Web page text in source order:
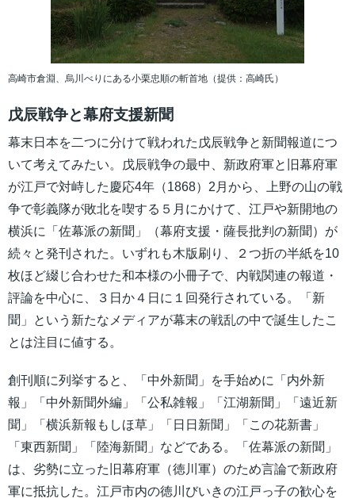
高崎市倉淵、烏川べりにある小栗忠順の斬首地（提供：高崎氏）
戊辰戦争と幕府支援新聞
幕末日本を二つに分けて戦われた戊辰戦争と新聞報道につ
いて考えてみたい。戊辰戦争の最中、新政府軍と旧幕府軍
が江戸で対峙した慶応4年（1868）2月から、上野の山の戦
争で彰義隊が敗北を喫する５月にかけて、江戸や新開地の
横浜に「佐幕派の新聞」（幕府支援・薩長批判の新聞）が
続々と発刊された。いずれも木版刷り、２つ折の半紙を10
枚ほど綴じ合わせた和本様の小冊子で、内戦関連の報道・
評論を中心に、３日か４日に１回発行されている。「新
聞」という新たなメディアが幕末の戦乱の中で誕生したこ
とは注目に値する。
創刊順に列挙すると、「中外新聞」を手始めに「内外新
報」「中外新聞外編」「公私雑報」「江湖新聞」「遠近新
聞」「横浜新報もしほ草」「日日新聞」「この花新書」
「東西新聞」「陸海新聞」などである。「佐幕派の新聞」
は、劣勢に立った旧幕府軍（徳川軍）のため言論で新政府
軍に抵抗した。江戸市内の徳川びいきの江戸っ子の歓心を